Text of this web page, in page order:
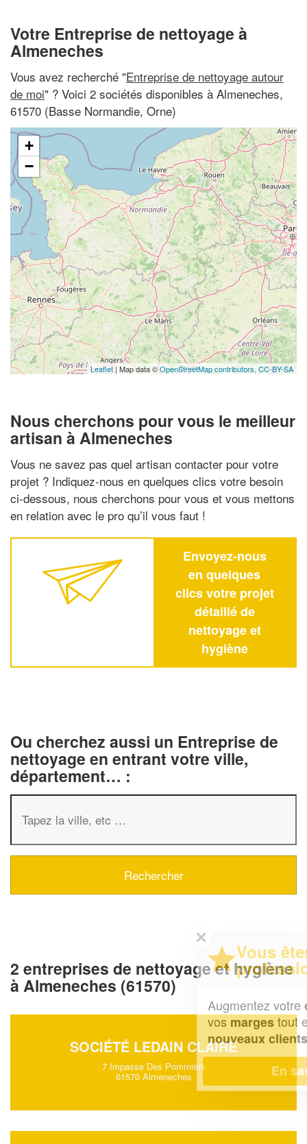
Votre Entreprise de nettoyage à
Almeneches
Vous avez recherché "Entreprise de nettoyage autour
de moi" ? Voici 2 sociétés disponibles à Almeneches,
61570 (Basse Normandie, Orne)
+
−
Leaflet| Map data ©OpenStreetMap contributors, CC-BY-SA
Nous cherchons pour vous le meilleur
artisan à Almeneches
Vous ne savez pas quel artisan contacter pour votre
projet ? Indiquez-nous en quelques clics votre besoin
ci-dessous, nous cherchons pour vous et vous mettons
en relation avec le pro qu’il vous faut !
Envoyez-nous
en quelques
clics votre projet
détaillé de
nettoyage et
hygiène
Ou cherchez aussi un Entreprise de
nettoyage en entrant votre ville,
département… :
2 entreprises de nettoyage et hygiène
à Almeneches (61570)
SOCIÉTÉ LEDAIN CLAIRE
7 Impasse Des Pommiers
61570 Almeneches
Vous êtes un
professionnel ?
chiffre d'affaireset
tout en gagnant de
nouveaux clients !
En savoir plus